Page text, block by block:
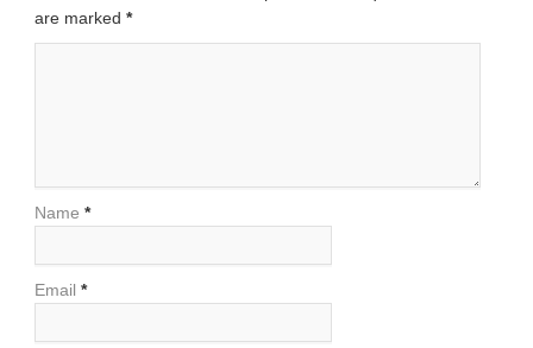
are marked *
Name *
Email *